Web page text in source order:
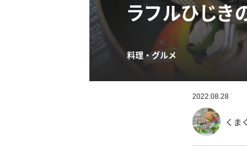
ラフルひじき
料理・グルメ
2022.08.28
くま